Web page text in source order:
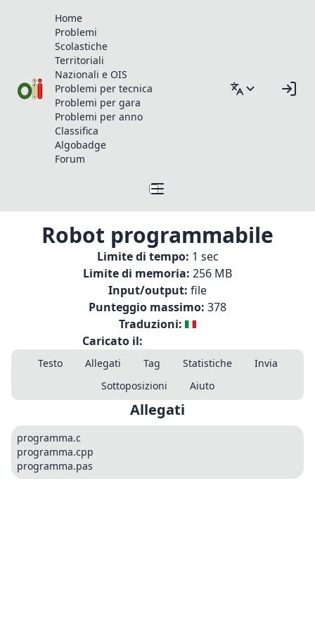
Home
Problemi
Scolastiche
Territoriali
Nazionali e OIS
Problemi per tecnica
Problemi per gara
Problemi per anno
Classifica
Algobadge
Forum
Robot programmabile
Limite di tempo: 1 sec
Limite di memoria: 256 MB
Input/output: file
Punteggio massimo: 378
Traduzioni:
Caricato il:
Testo Allegati Tag Statistiche
Invia
Sottoposizioni
Aiuto
Allegati
programma.c
programma.cpp
programma.pas